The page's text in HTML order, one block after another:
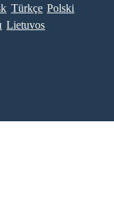
Türkçe Polski
Lietuvos